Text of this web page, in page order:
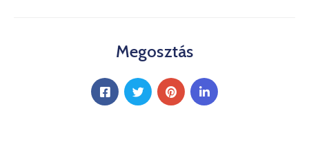
Megosztás